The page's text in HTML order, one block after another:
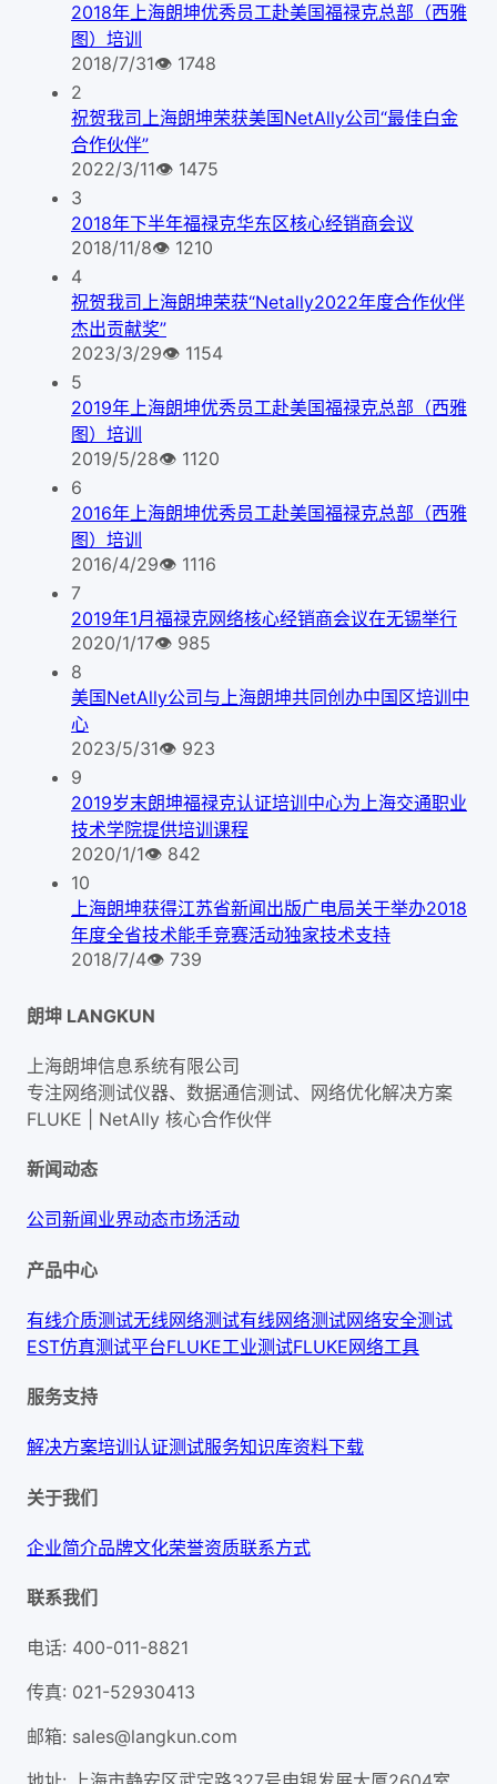
2018年上海朗坤优秀员工赴美国福禄克总部（西雅
图）培训
2018/7/31👁 1748
2
祝贺我司上海朗坤荣获美国NetAlly公司“最佳白金
合作伙伴”
2022/3/11👁 1475
3
2018年下半年福禄克华东区核心经销商会议
2018/11/8👁 1210
4
祝贺我司上海朗坤荣获“Netally2022年度合作伙伴
杰出贡献奖”
2023/3/29👁 1154
5
2019年上海朗坤优秀员工赴美国福禄克总部（西雅
图）培训
2019/5/28👁 1120
6
2016年上海朗坤优秀员工赴美国福禄克总部（西雅
图）培训
2016/4/29👁 1116
7
2019年1月福禄克网络核心经销商会议在无锡举行
2020/1/17👁 985
8
美国NetAlly公司与上海朗坤共同创办中国区培训中
心
2023/5/31👁 923
9
2019岁末朗坤福禄克认证培训中心为上海交通职业
技术学院提供培训课程
2020/1/1👁 842
10
上海朗坤获得江苏省新闻出版广电局关于举办2018
年度全省技术能手竞赛活动独家技术支持
2018/7/4👁 739
朗坤 LANGKUN
上海朗坤信息系统有限公司
专注网络测试仪器、数据通信测试、网络优化解决方案
FLUKE | NetAlly 核心合作伙伴
新闻动态
公司新闻业界动态市场活动
产品中心
有线介质测试无线网络测试有线网络测试网络安全测试
EST仿真测试平台FLUKE工业测试FLUKE网络工具
服务支持
解决方案培训认证测试服务知识库资料下载
关于我们
企业简介品牌文化荣誉资质联系方式
联系我们
电话: 400-011-8821
传真: 021-52930413
邮箱: sales@langkun.com